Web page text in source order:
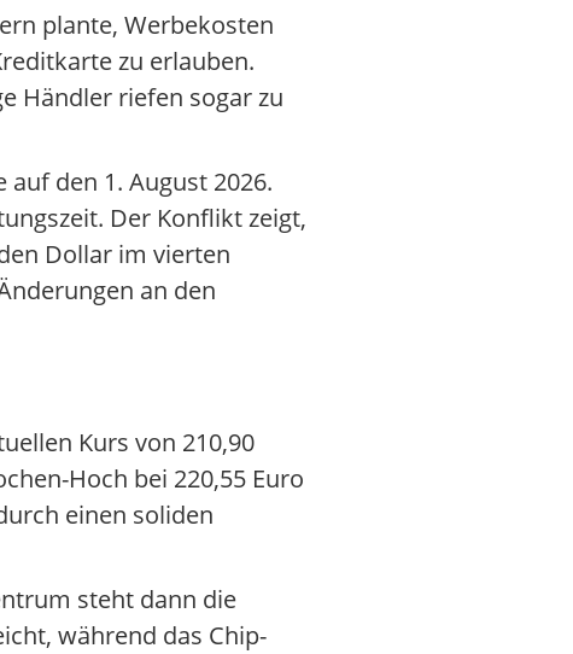
plante, Werbekosten
zu erlauben.
Händler riefen sogar zu
den 1. August 2026.
Der Konflikt zeigt,
Dollar im vierten
an den
Kurs von 210,90
Hoch bei 220,55 Euro
einen soliden
steht dann die
während das Chip-